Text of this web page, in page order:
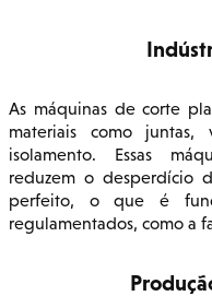
As máquinas de corte
materiais como
isolamento. Essas
reduzem o desperdício
perfeito, o que é
regulamentados, como a